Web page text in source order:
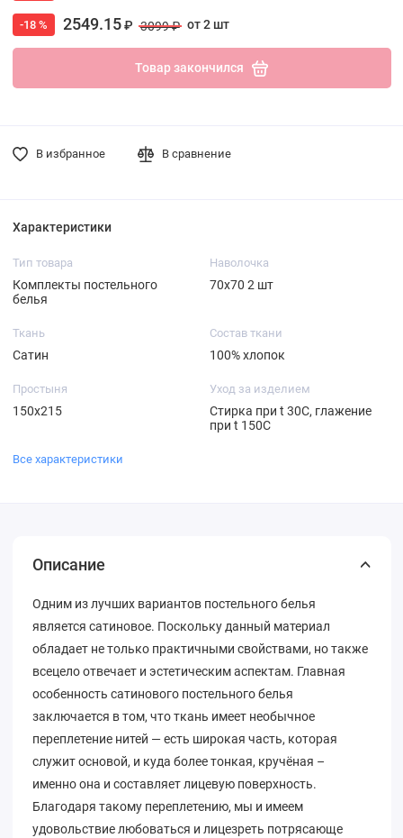
-18 % 2549.15₽ 3099 ₽ от 2 шт
Товар закончился
В избранное В сравнение
Характеристики
Тип товара
Комплекты постельного
белья
Наволочка
70х70 2 шт
Ткань
Сатин
Состав ткани
100% хлопок
Простыня
150х215
Уход за изделием
Стирка при t 30С, глажение
при t 150С
Все характеристики
Описание
Одним из лучших вариантов постельного белья
является сатиновое. Поскольку данный материал
обладает не только практичными свойствами, но также
всецело отвечает и эстетическим аспектам. Главная
особенность сатинового постельного белья
заключается в том, что ткань имеет необычное
переплетение нитей — есть широкая часть, которая
служит основой, и куда более тонкая, кручёная –
именно она и составляет лицевую поверхность.
Благодаря такому переплетению, мы и имеем
удовольствие любоваться и лицезреть потрясающе